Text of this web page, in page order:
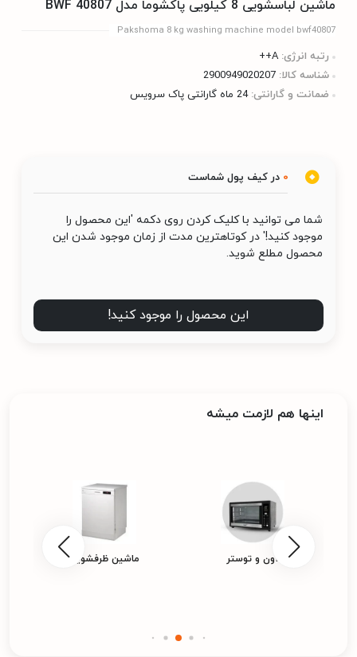
ماشین لباسشویی 8 کیلویی پاکشوما مدل BWF 40807
Pakshoma 8 kg washing machine model bwf40807
رتبه انرژی: A++
شناسه کالا: 2900949020207
ضمانت و گارانتی: 24 ماه گارانتی پاک سرویس
0 در کیف پول شماست
شما می توانید با کلیک کردن روی دکمه 'این محصول را
موجود کنید!' در کوتاهترین مدت از زمان موجود شدن این
محصول مطلع شوید.
این محصول را موجود کنید!
اینها هم لازمت میشه
آون و توستر ماشین ظرفشویی